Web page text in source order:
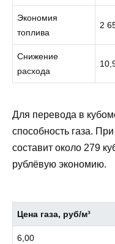
Экономия
топлива
2
Снижение
расхода
Для перевода в
способность газа.
составит около 279
рублёвую экономию.
Цена газа, руб/м³
6,00